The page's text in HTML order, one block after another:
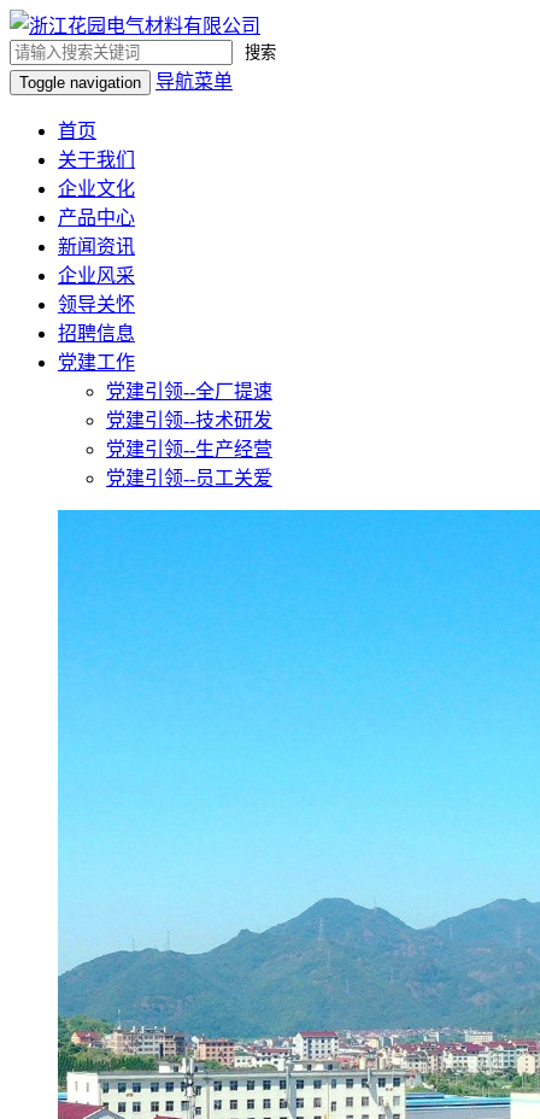
搜索
Toggle navigation
导航菜单
首页
关于我们
企业文化
产品中心
新闻资讯
企业风采
领导关怀
招聘信息
党建工作
党建引领--全厂提速
党建引领--技术研发
党建引领--生产经营
党建引领--员工关爱